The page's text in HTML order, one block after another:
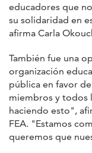
educadores que
su solidaridad en
afirma Carla
También fue una
organización
pública en favor
miembros y todos
haciendo esto",
FEA. "Estamos
queremos que